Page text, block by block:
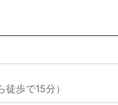
歩で15分）